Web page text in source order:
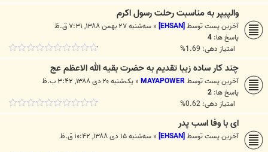
والپیپر به مناسبت رحلت رسول اکرم
آخرین پست توسط[EHSAN]
« سه‌شنبه ۲۷ بهمن ۱۳۸۸, ۷:۳۱ ق.ظ
پاسخ ها: 4
امتیاز دهی: 1.69%
چند کار ساده زیبا تقدیم به حضرت بقیه الله الاعظم عج
آخرین پست توسطMAYAPOWER
« یک‌شنبه ۲۰ دی ۱۳۸۸, ۳:۴۲ ب.ظ
پاسخ ها: 2
امتیاز دهی: 0.62%
ای با وفا اسب پدر
آخرین پست توسط[EHSAN]
« سه‌شنبه ۱۵ دی ۱۳۸۸, ۱۰:۴۲ ق.ظ